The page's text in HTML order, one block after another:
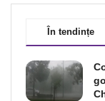
În tendințe